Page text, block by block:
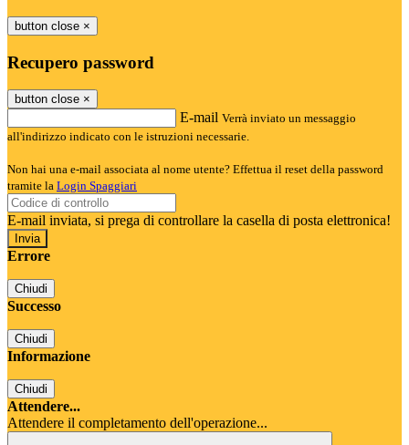
button close ×
Recupero password
button close ×
E-mail Verrà inviato un messaggio
all'indirizzo indicato con le istruzioni necessarie.
Non hai una e-mail associata al nome utente? Effettua il reset della password
tramite la Login Spaggiari
E-mail inviata, si prega di controllare la casella di posta elettronica!
Errore
Chiudi
Successo
Chiudi
Informazione
Chiudi
Attendere...
Attendere il completamento dell'operazione...